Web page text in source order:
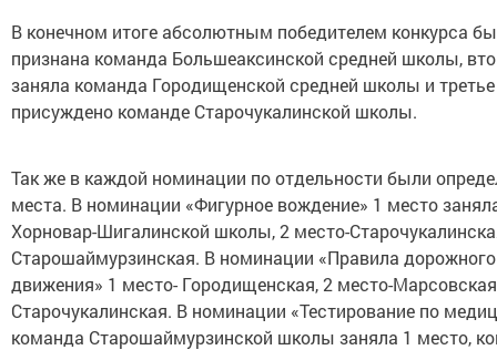
В конечном итоге абсолютным победителем конкурса
признана команда Большеаксинской средней школы,
заняла команда Городищенской средней школы и
присуждено команде Старочукалинской школы.
Так же в каждой номинации по отдельности были
места. В номинации «Фигурное вождение» 1 место
Хорновар-Шигалинской школы, 2 место-
Старошаймурзинская. В номинации «Правила дорожного
движения» 1 место- Городищенская, 2 место-
Старочукалинская. В номинации «Тестирование по
команда Старошаймурзинской школы заняла 1 место,